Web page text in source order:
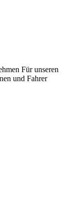
Für unseren
und Fahrer